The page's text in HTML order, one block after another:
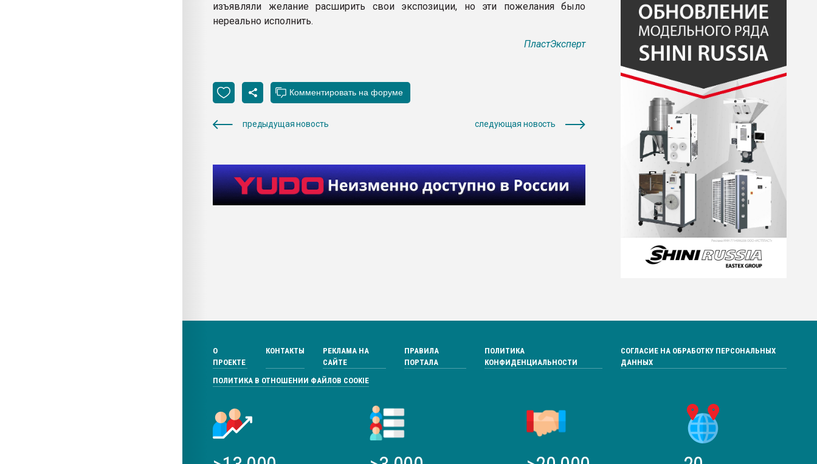
изъявляли желание расширить свои экспозиции, но эти пожелания было
нереально исполнить.
ПластЭксперт
предыдущая новость следующая новость
О
ПРОЕКТЕ
КОНТАКТЫ
РЕКЛАМА НА
САЙТЕ
ПРАВИЛА
ПОРТАЛА
ПОЛИТИКА
КОНФИДЕНЦИАЛЬНОСТИ
СОГЛАСИЕ НА ОБРАБОТКУ ПЕРСОНАЛЬНЫХ
ДАННЫХ
ПОЛИТИКА В ОТНОШЕНИИ ФАЙЛОВ COOKIE